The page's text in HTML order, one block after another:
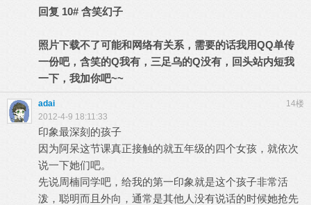
回复 10# 含笑幻子
照片下载不了可能和网络有关系，需要的话我用QQ单传
一份吧，含笑的Q我有，三足乌的Q没有，回头站内短我
一下，我加你吧~~
14楼
adai
2012-4-9 18:11:33
印象最深刻的孩子
因为阿呆这节课真正接触的就五年级的四个女孩，就依次
说一下她们吧。
先说周楠同学吧，给我的第一印象就是这个孩子非常活
泼，聪明而且外向，通常是其他人没有说话的时候她抢先